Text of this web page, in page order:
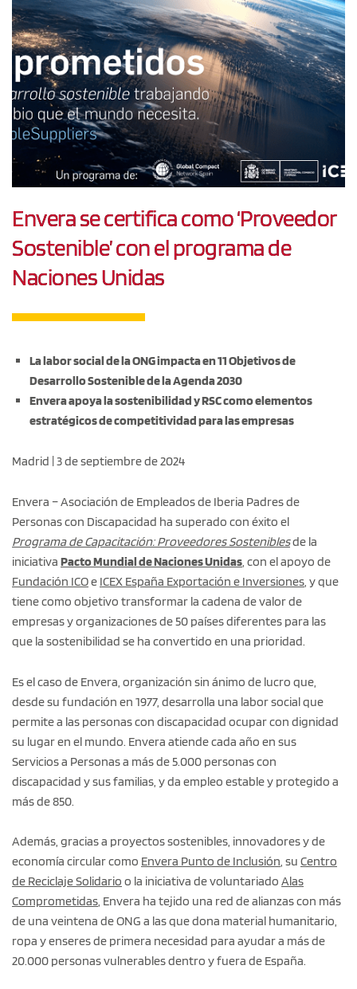
Envera se certifica como ‘Proveedor
Sostenible’ con el programa de
Naciones Unidas
La labor social de la ONG impacta en 11 Objetivos de
Desarrollo Sostenible de la Agenda 2030
Envera apoya la sostenibilidad y RSC como elementos
estratégicos de competitividad para las empresas
Madrid | 3 de septiembre de 2024
Envera – Asociación de Empleados de Iberia Padres de
Personas con Discapacidad ha superado con éxito el
Programa de Capacitación: Proveedores Sosteniblesde la
iniciativa Pacto Mundial de Naciones Unidas , con el apoyo de
Fundación ICOe ICEX España Exportación e Inversiones , y que
tiene como objetivo transformar la cadena de valor de
empresas y organizaciones de 50 países diferentes para las
que la sostenibilidad se ha convertido en una prioridad.
Es el caso de Envera, organización sin ánimo de lucro que,
desde su fundación en 1977, desarrolla una labor social que
permite a las personas con discapacidad ocupar con dignidad
su lugar en el mundo. Envera atiende cada año en sus
Servicios a Personas a más de 5.000 personas con
discapacidad y sus familias, y da empleo estable y protegido a
más de 850.
Además, gracias a proyectos sostenibles, innovadores y de
economía circular como Envera Punto de Inclusión, su Centro
de Reciclaje Solidario o la iniciativa de voluntariado Alas
Comprometidas, Envera ha tejido una red de alianzas con más
de una veintena de ONG a las que dona material humanitario,
ropa y enseres de primera necesidad para ayudar a más de
20.000 personas vulnerables dentro y fuera de España.